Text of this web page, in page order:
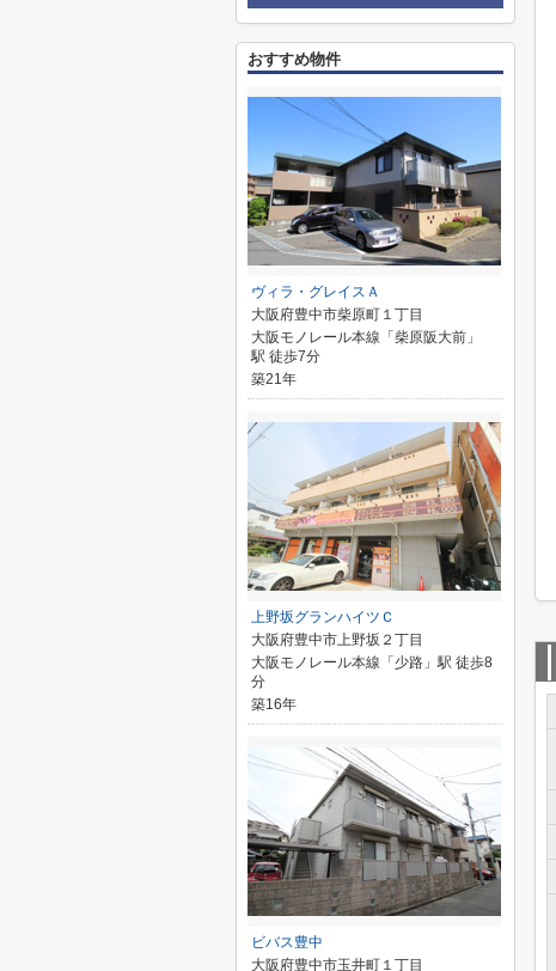
おすすめ物件
ヴィラ・グレイスＡ
大阪府豊中市柴原町１丁目
大阪モノレール本線「柴原阪大前」
駅 徒歩7分
築21年
上野坂グランハイツＣ
大阪府豊中市上野坂２丁目
大阪モノレール本線「少路」駅 徒歩8
分
築16年
ビバス豊中
大阪府豊中市玉井町１丁目